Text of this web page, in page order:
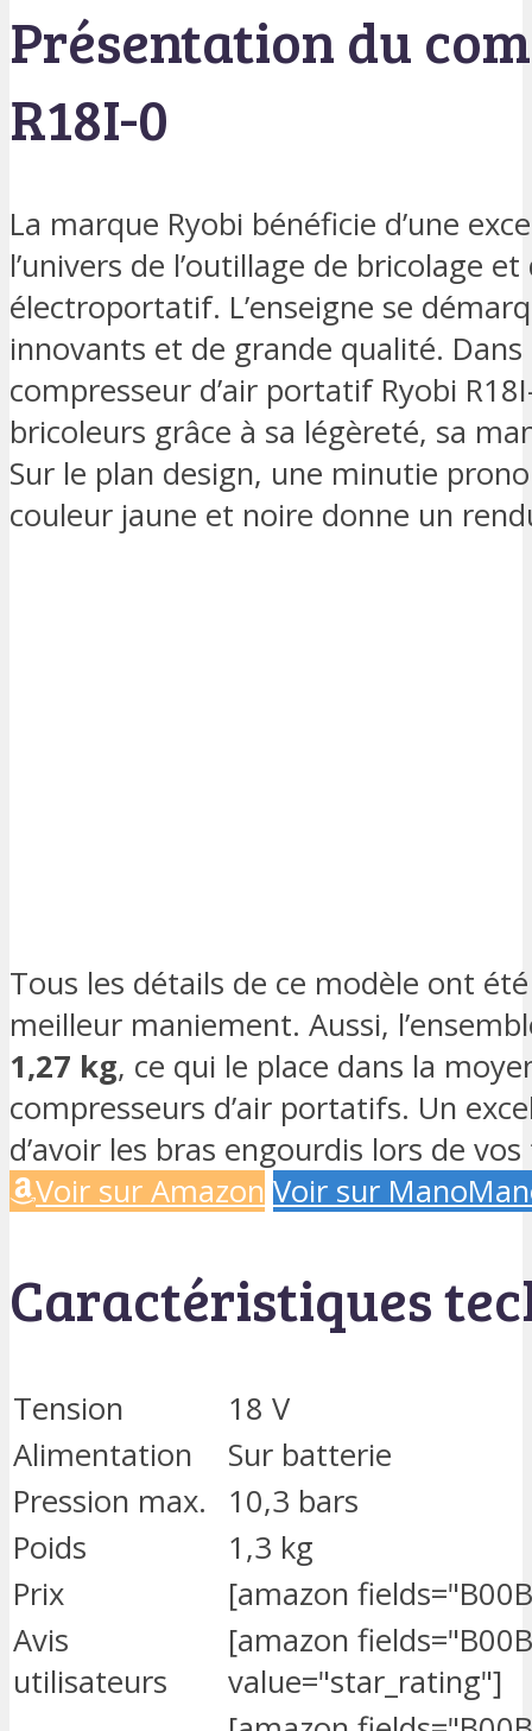
Présentation du
R18I-0
La marque Ryobi bénéficie d’une
l’univers de l’outillage de bricolage
électroportatif. L’enseigne se
innovants et de grande qualité.
compresseur d’air portatif Ryobi
bricoleurs grâce à sa légèreté, sa
Sur le plan design, une minutie
couleur jaune et noire donne un
Tous les détails de ce modèle ont
meilleur maniement. Aussi,
1,27 kg, ce qui le place dans la
compresseurs d’air portatifs. Un
d’avoir les bras engourdis lors de
Voir sur Amazon Voir sur
Caractéristiques
Tension
18 V
Alimentation
Sur batterie
Pression max.
10,3 bars
Poids
1,3 kg
Prix
[amazon
Avis
utilisateurs
[amazon
value="star_rating"]